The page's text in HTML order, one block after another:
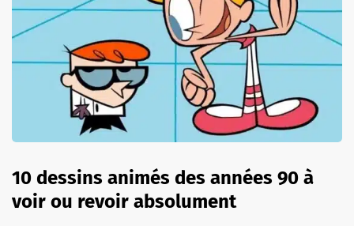
10 dessins animés des années 90 à
voir ou revoir absolument